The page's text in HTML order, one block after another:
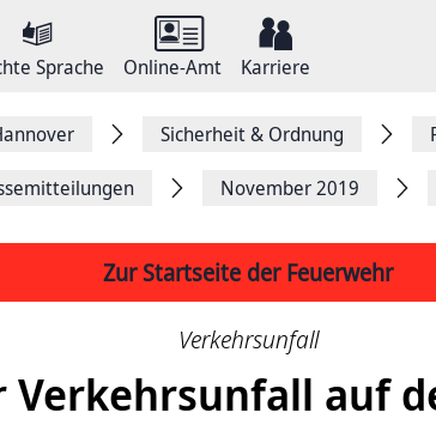
Sprache Online-Amt Karriere
Sicherheit & Ordnung
November 2019
Zur Startseite der Feuerwehr
Verkehrsunfall
Verkehrsunfall auf